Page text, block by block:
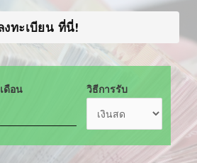
งทะเบียน ที่นี่!
เดือน วิธีการรับ